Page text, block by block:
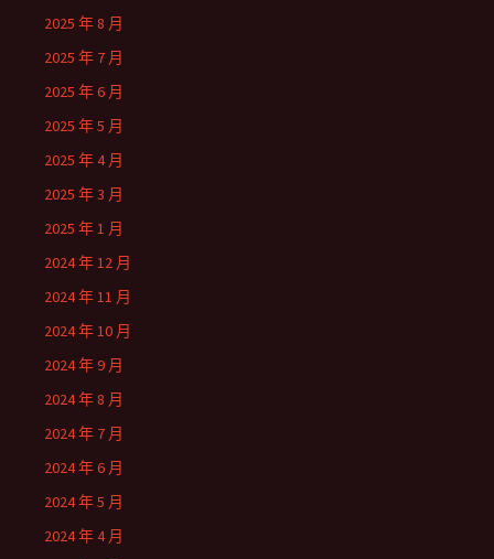
2025 年 8 月
2025 年 7 月
2025 年 6 月
2025 年 5 月
2025 年 4 月
2025 年 3 月
2025 年 1 月
2024 年 12 月
2024 年 11 月
2024 年 10 月
2024 年 9 月
2024 年 8 月
2024 年 7 月
2024 年 6 月
2024 年 5 月
2024 年 4 月